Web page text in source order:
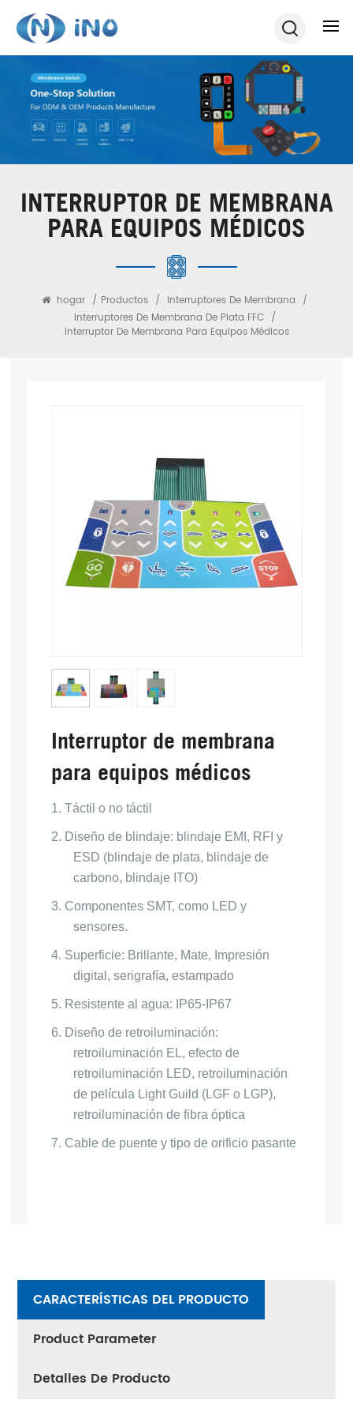
INTERRUPTOR DE MEMBRANA
PARA EQUIPOS MÉDICOS
hogar / Productos / Interruptores De Membrana /
Interruptores De Membrana De Plata FFC /
Interruptor De Membrana Para Equipos Médicos
Interruptor de membrana
para equipos médicos
1. Táctil o no táctil
2. Diseño de blindaje: blindaje EMI, RFI y
ESD (blindaje de plata, blindaje de
carbono, blindaje ITO)
3. Componentes SMT, como LED y
sensores.
4. Superficie: Brillante, Mate, Impresión
digital, serigrafía, estampado
5. Resistente al agua: IP65-IP67
6. Diseño de retroiluminación:
retroiluminación EL, efecto de
retroiluminación LED, retroiluminación
de película Light Guild (LGF o LGP),
retroiluminación de fibra óptica
7. Cable de puente y tipo de orificio pasante
CARACTERÍSTICAS DEL PRODUCTO
Product Parameter
Detalles De Producto